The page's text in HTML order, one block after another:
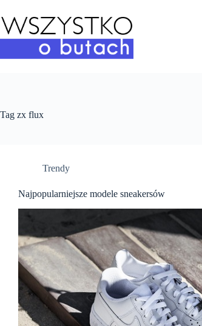
do
treści
Tag zx flux
Trendy
Najpopularniejsze modele sneakersów